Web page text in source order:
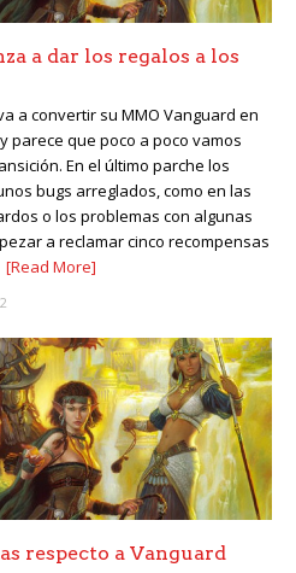
a dar los regalos a los
a convertir su MMO Vanguard en
parece que poco a poco vamos
En el último parche los
bugs arreglados, como en las
o los problemas con algunas
a reclamar cinco recompensas
[Read More]
respecto a Vanguard